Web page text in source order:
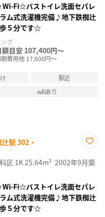
Wi-Fi☆バストイレ洗面セパレ
ム式洗濯機完備♪地下鉄椥辻
５分です☆
ング
額目安 107,400円～
費用他 17,600円～
駅近
wifiあり
駅 302・
に入
り登
区 1K25.64m² 2002年9月築
Wi-Fi☆バストイレ洗面セパレ
ム式洗濯機完備♪地下鉄椥辻
５分です☆